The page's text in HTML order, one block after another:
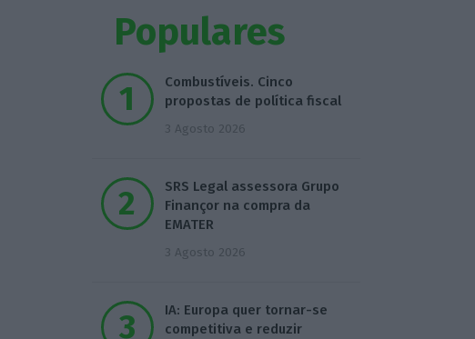
Populares
Combustíveis. Cinco
propostas de política fiscal
3 Agosto 2026
SRS Legal assessora Grupo
Finançor na compra da
EMATER
3 Agosto 2026
IA: Europa quer tornar-se
competitiva e reduzir